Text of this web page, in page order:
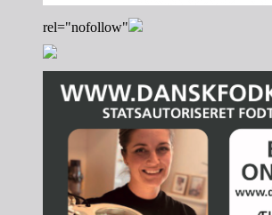
rel="nofollow"